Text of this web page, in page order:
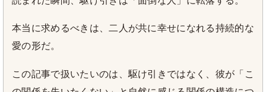
本当に求めるべきは、二人が共に幸せになれる持続的な
愛の形だ。
この記事で扱いたいのは、駆け引きではなく、彼が「こ